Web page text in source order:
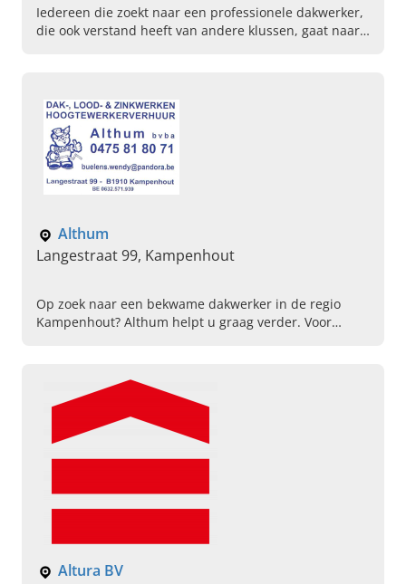
Iedereen die zoekt naar een professionele dakwerker,
die ook verstand heeft van andere klussen, gaat naar
Althum
Langestraat 99, Kampenhout
Op zoek naar een bekwame dakwerker in de regio
Kampenhout? Althum helpt u graag verder. Voor
Altura BV